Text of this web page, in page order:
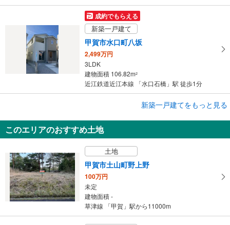
成約でもらえる
新築一戸建て
甲賀市水口町八坂
2,499万円
3LDK
建物面積 106.82m2
近江鉄道近江本線 「水口石橋」駅 徒歩1分
甲賀市水口町八坂
建物面積 113.85m
近江鉄道近江本線 「水口石橋」駅 徒歩1分
新築一戸建てをもっと見る
このエリアのおすすめ土地
土地
甲賀市土山町野上野
100万円
未定
建物面積 -
草津線 「甲賀」駅から11000m